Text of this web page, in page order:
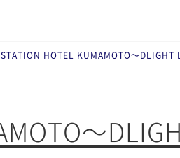
HOTEL KUMAMOTO～DLIGHT
～